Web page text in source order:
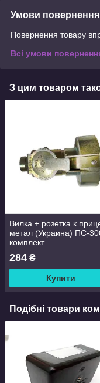
Умови повернення
Повернення товару
Всі умови
З цим товаром
Вилка + розетка к
метал (Украина) ПС-
комплект
284 ₴
Купити
Подібні товари